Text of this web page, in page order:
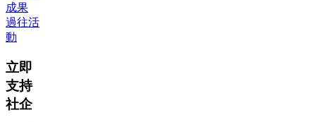
成果
過往活
動
立即
支持
社企